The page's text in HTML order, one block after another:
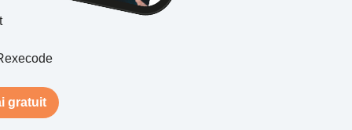
gratuit